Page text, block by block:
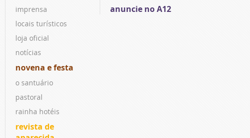
imprensa
locais turísticos
loja oficial
notícias
novena e festa
o santuário
pastoral
rainha hotéis
revista de
anuncie no A12